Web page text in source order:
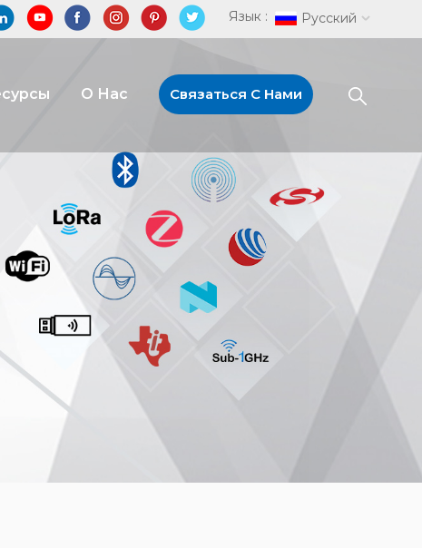
Язык : Русский
О Нас Связаться С Нами